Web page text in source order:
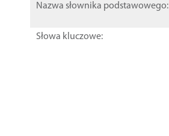
Nazwa słownika podstawowego:
Słowa kluczowe: